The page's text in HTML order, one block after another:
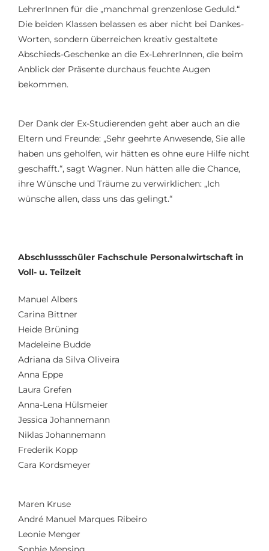
LehrerInnen für die „manchmal grenzenlose Geduld.“
Die beiden Klassen belassen es aber nicht bei Dankes-
Worten, sondern überreichen kreativ gestaltete
Abschieds-Geschenke an die Ex-LehrerInnen, die beim
Anblick der Präsente durchaus feuchte Augen
bekommen.
Der Dank der Ex-Studierenden geht aber auch an die
Eltern und Freunde: „Sehr geehrte Anwesende, Sie alle
haben uns geholfen, wir hätten es ohne eure Hilfe nicht
geschafft.“, sagt Wagner. Nun hätten alle die Chance,
ihre Wünsche und Träume zu verwirklichen: „Ich
wünsche allen, dass uns das gelingt.“
Abschlussschüler Fachschule Personalwirtschaft in
Voll- u. Teilzeit
Manuel Albers
Carina Bittner
Heide Brüning
Madeleine Budde
Adriana da Silva Oliveira
Anna Eppe
Laura Grefen
Anna-Lena Hülsmeier
Jessica Johannemann
Niklas Johannemann
Frederik Kopp
Cara Kordsmeyer
Maren Kruse
André Manuel Marques Ribeiro
Leonie Menger